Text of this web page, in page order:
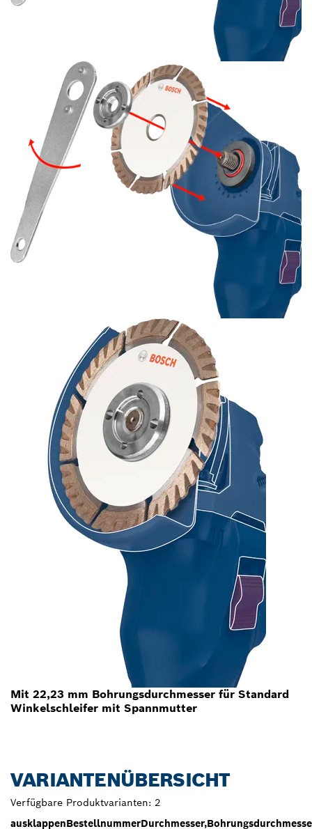
Mit 22,23 mm Bohrungsdurchmesser für Standard
Winkelschleifer mit Spannmutter
VARIANTENÜBERSICHT
Verfügbare Produktvarianten: 2
ausklappenBestellnummerDurchmesser,